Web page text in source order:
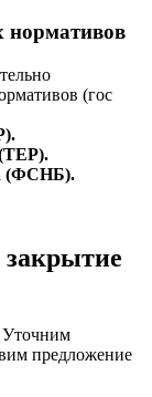
нормативов
(гос
(ФСНБ).
Уточним
предложение